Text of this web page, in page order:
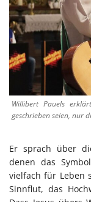
Willibert Pauels
geschrieben seien, nur
Er sprach über
denen das
vielfach für Leben
Sinnflut, das